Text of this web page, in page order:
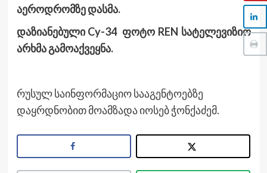
აეროდრომზე დასმა.
დაზიანებული Cy-34 ფოტო REN სატელევიზიო
არხმა გამოაქვეყნა.
რუსულ საინფორმაციო სააგენტოებზე
დაყრდნობით მოამზადა იოსებ ჭონქაძემ.